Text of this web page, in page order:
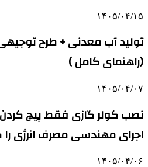
۱۴۰۵/۰۴/۱۵
تولید آب معدنی + طرح
(راهنمای کامل )
۱۴۰۵/۰۴/۰۷
نصب کولر گازی فقط پیچ
اجرای مهندسی مصرف انرژی
۱۴۰۵/۰۴/۰۶